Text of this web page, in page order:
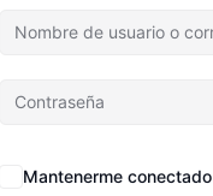
Mantenerme conectado